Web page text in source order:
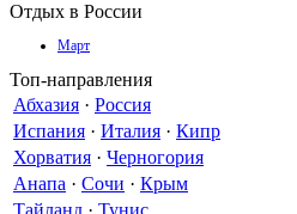
Отдых в России
Март
Топ-направления
Абхазия · Россия
Испания · Италия · Кипр
Хорватия · Черногория
Анапа · Сочи · Крым